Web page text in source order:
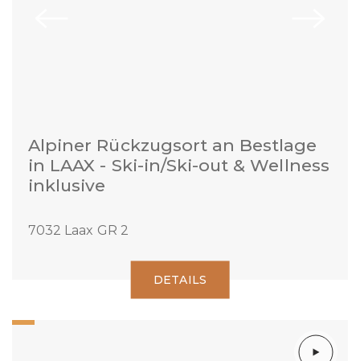
Alpiner Rückzugsort an Bestlage
in LAAX - Ski-in/Ski-out & Wellness
inklusive
7032 Laax GR 2
DETAILS